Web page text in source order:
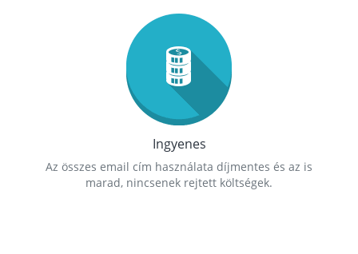
Ingyenes
Az összes email cím használata díjmentes és az is
marad, nincsenek rejtett költségek.